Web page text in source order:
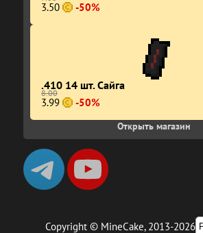
3.50 -50%
.410 14 шт. Сайга
8.00
3.99 -50%
Открыть магазин
Copyright © MineCake, 2013-2026